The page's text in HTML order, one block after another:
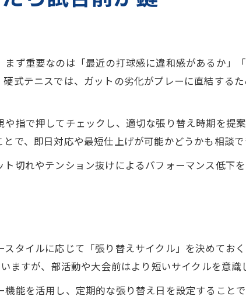
ットショップで聞く最適な張り替え頻度
テニスのガット張り替え判断方法
日対応可能なラケットショップの活用術
ットショップの即日張り替え依頼法
時でも迅速対応を受けるポイント
ト交換の流れと必要な準備とは
ト劣化サインを見抜くチェックポイント
球音や張り感で分かる張り替え時期
ットショップで相談すべき劣化症状
ず重要なのは「最近の打球感に違和感があるか」
式テニスでは、ガットの劣化がプレーに直結する
指で押してチェックし、適切な張り替え時期を提
で、即日対応や最短仕上げが可能かどうかも相談で
切れやテンション抜けによるパフォーマンス低下
タイルに応じて「張り替えサイクル」を決めてお
ますが、部活動や大会前はより短いサイクルを意識
能を活用し、定期的な張り替え日を設定すること